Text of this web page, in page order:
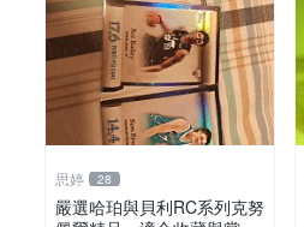
思婷 28
嚴選哈珀與貝利RC系列克努